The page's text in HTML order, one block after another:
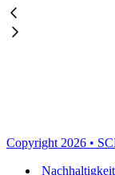
Copyright 2026 •
Nachhaltigkeit